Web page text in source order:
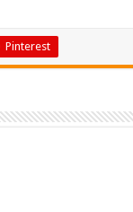
Pinterest